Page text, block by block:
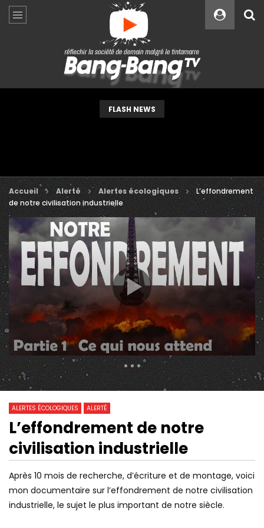
FLASH NEWS
Accueil Alerté Alertes écologiques
L’effondrement
de notre civilisation industrielle
478 Views
0 0
Watch Later
25:27
EL NIÑO : ON N’A JAMAIS VU ÇA !
#SUPERELNIÑO
12:26
L’EAU DU ROBINET
DANS CETTE
FRANCE
ALERTES ÉCOLOGIQUES ALERTÉ
L’effondrement de notre
civilisation industrielle
Après 10 mois de recherche, d’écriture et de montage, voici
mon documentaire sur l’effondrement de notre civilisation
industrielle, le sujet le plus important de notre siècle.
Custom Amount
VEUILLEZ PATIENTER...